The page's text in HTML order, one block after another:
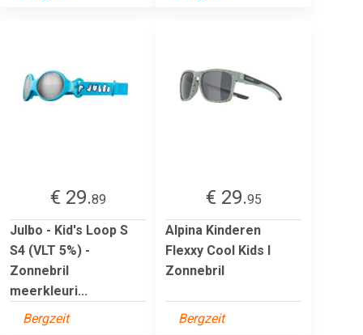
€ 29.89
Julbo - Kid's Loop S
S4 (VLT 5%) -
Zonnebril
meerkleuri...
Bergzeit
€ 29.95
Alpina Kinderen
Flexxy Cool Kids I
Zonnebril
Bergzeit